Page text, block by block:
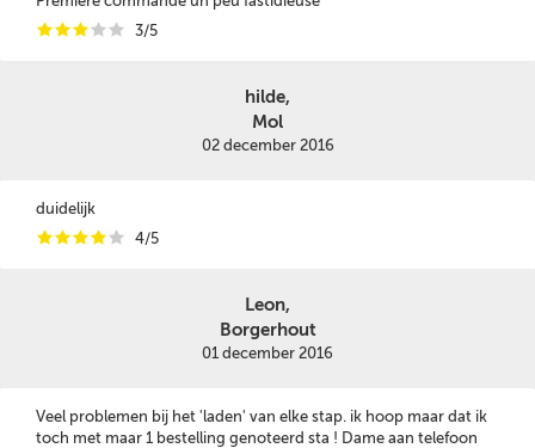
iiiii 3/5
hilde,
Mol
02 december 2016
duidelijk
iiiii 4/5
Leon,
Borgerhout
01 december 2016
Veel problemen bij het 'laden' van elke stap. ik hoop maar dat ik
toch met maar 1 bestelling genoteerd sta ! Dame aan telefoon